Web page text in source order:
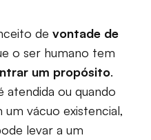
de vontade de
o ser humano tem
um propósito.
atendida ou quando
vácuo existencial,
levar a um